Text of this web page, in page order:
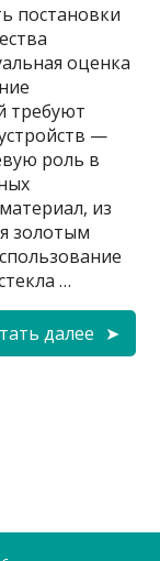
постановки
оценка
требуют
—
роль в
из
золотым
…
далее